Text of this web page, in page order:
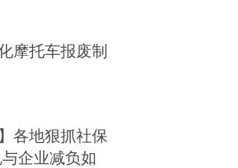
摩托车报废制
各地狠抓社保
企业减负如